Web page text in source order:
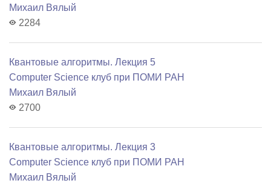
Михаил Вялый
2284
Квантовые алгоритмы. Лекция 5
Computer Science клуб при ПОМИ РАН
Михаил Вялый
2700
Квантовые алгоритмы. Лекция 3
Computer Science клуб при ПОМИ РАН
Михаил Вялый